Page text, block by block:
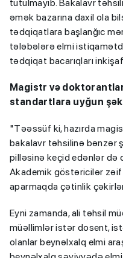
tutulmayıb. Bakalavr
əmək bazarına daxil ola
tədqiqatlara başlanğıc
tələbələrə elmi
tədqiqat bacarıqları
Magistr və
standartlara uyğun
"Təəssüf ki, hazırda
bakalavr təhsilinə bənzər
pilləsinə keçid edənlər də
Akademik göstəricilər
aparmaqda çətinlik
Eyni zamanda, ali təhsil
müəllimlər istər dosent,
olanlar beynəlxalq elmi